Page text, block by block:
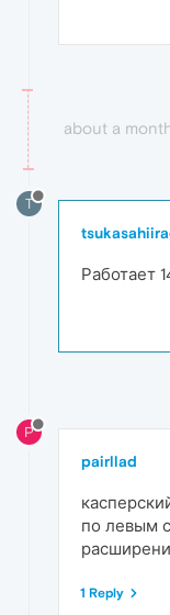
about a
T
Работает
P
pairllad
по левым
1 Reply